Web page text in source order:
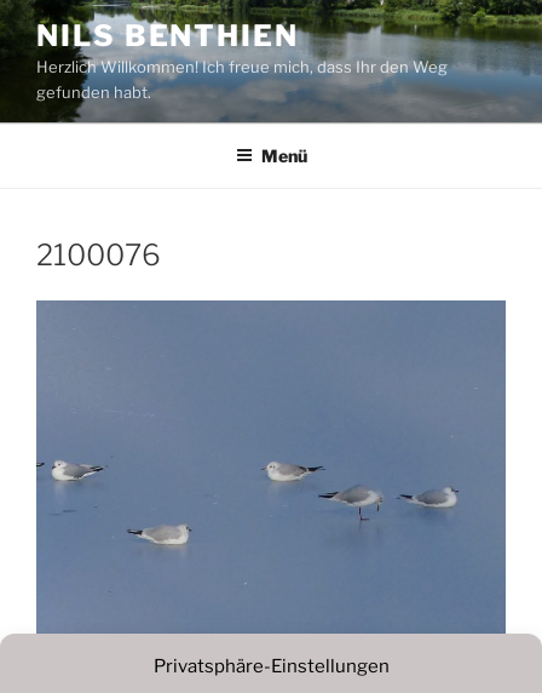
Privatsphäre-Einstellungen
Zum
Inhalt
springen
NILS BENTHIEN
Herzlich Willkommen! Ich freue mich, dass Ihr den Weg
gefunden habt.
Menü
2100076